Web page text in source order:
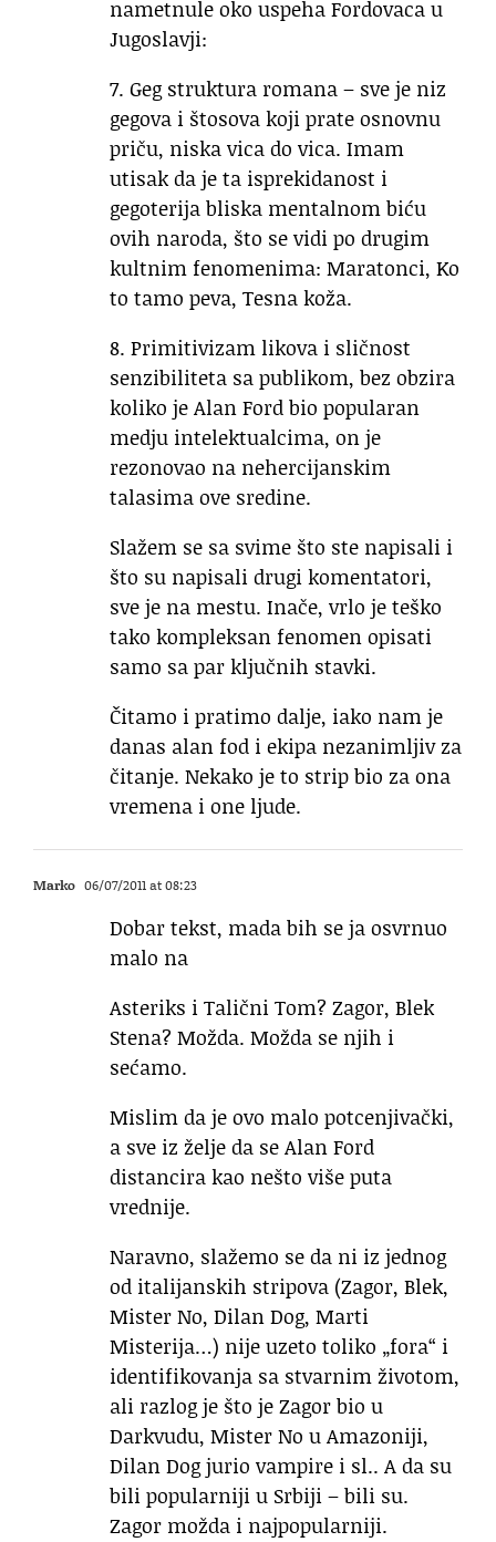
nametnule oko uspeha Fordovaca u
Jugoslavji:
7. Geg struktura romana – sve je niz
gegova i štosova koji prate osnovnu
priču, niska vica do vica. Imam
utisak da je ta isprekidanost i
gegoterija bliska mentalnom biću
ovih naroda, što se vidi po drugim
kultnim fenomenima: Maratonci, Ko
to tamo peva, Tesna koža.
8. Primitivizam likova i sličnost
senzibiliteta sa publikom, bez obzira
koliko je Alan Ford bio popularan
medju intelektualcima, on je
rezonovao na nehercijanskim
talasima ove sredine.
Slažem se sa svime što ste napisali i
što su napisali drugi komentatori,
sve je na mestu. Inače, vrlo je teško
tako kompleksan fenomen opisati
samo sa par ključnih stavki.
Čitamo i pratimo dalje, iako nam je
danas alan fod i ekipa nezanimljiv za
čitanje. Nekako je to strip bio za ona
vremena i one ljude.
Marko 06/07/2011 at 08:23
Dobar tekst, mada bih se ja osvrnuo
malo na
Asteriks i Talični Tom? Zagor, Blek
Stena? Možda. Možda se njih i
sećamo.
Mislim da je ovo malo potcenjivački,
a sve iz želje da se Alan Ford
distancira kao nešto više puta
vrednije.
Naravno, slažemo se da ni iz jednog
od italijanskih stripova (Zagor, Blek,
Mister No, Dilan Dog, Marti
Misterija…) nije uzeto toliko „fora“ i
identifikovanja sa stvarnim životom,
ali razlog je što je Zagor bio u
Darkvudu, Mister No u Amazoniji,
Dilan Dog jurio vampire i sl.. A da su
bili popularniji u Srbiji – bili su.
Zagor možda i najpopularniji.